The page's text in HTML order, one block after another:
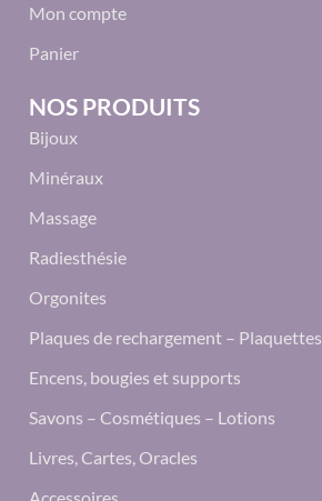
Mon compte
Panier
NOS PRODUITS
Bijoux
Minéraux
Massage
Radiesthésie
Orgonites
Plaques de rechargement – Plaquettes
Encens, bougies et supports
Savons – Cosmétiques – Lotions
Livres, Cartes, Oracles
Accessoires